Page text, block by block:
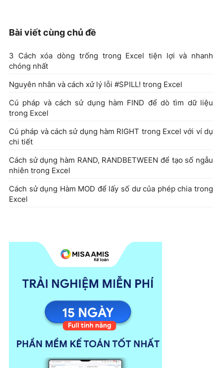
Bài viết cùng chủ đề
3 Cách xóa dòng trống trong Excel tiện lợi và nhanh
chóng nhất
Nguyên nhân và cách xử lý lỗi #SPILL! trong Excel
Cú pháp và cách sử dụng hàm FIND để dò tìm dữ liệu
trong Excel
Cú pháp và cách sử dụng hàm RIGHT trong Excel với ví dụ
chi tiết
Cách sử dụng hàm RAND, RANDBETWEEN để tạo số ngẫu
nhiên trong Excel
Cách sử dụng Hàm MOD để lấy số dư của phép chia trong
Excel